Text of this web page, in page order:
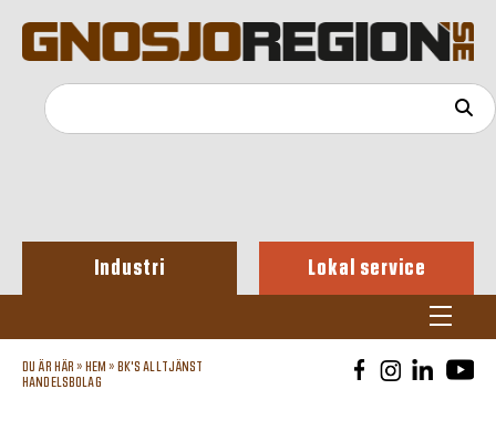
Industri Lokal service
DU ÄR HÄR » HEM » BK'S ALLTJÄNST
HANDELSBOLAG